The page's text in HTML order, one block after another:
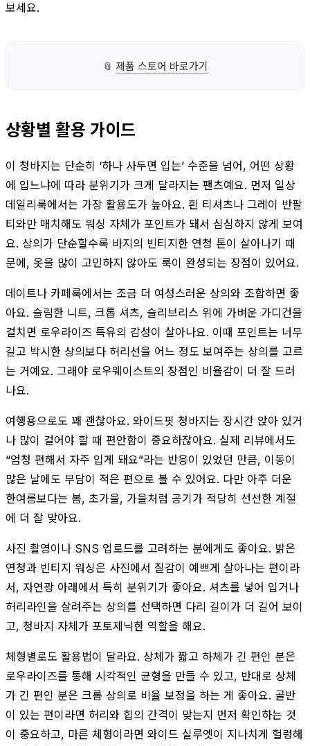
보세요.
📎 제품 스토어 바로가기
상황별 활용 가이드
이 청바지는 단순히 ‘하나 사두면 입는’ 수준을 넘어, 어떤 상황
에 입느냐에 따라 분위기가 크게 달라지는 팬츠예요. 먼저 일상
데일리룩에서는 가장 활용도가 높아요. 흰 티셔츠나 그레이 반팔
티와만 매치해도 워싱 자체가 포인트가 돼서 심심하지 않게 보여
요. 상의가 단순할수록 바지의 빈티지한 연청 톤이 살아나기 때
문에, 옷을 많이 고민하지 않아도 룩이 완성되는 장점이 있어요.
데이트나 카페룩에서는 조금 더 여성스러운 상의와 조합하면 좋
아요. 슬림한 니트, 크롭 셔츠, 슬리브리스 위에 가벼운 가디건을
걸치면 로우라이즈 특유의 감성이 살아나요. 이때 포인트는 너무
길고 박시한 상의보다 허리선을 어느 정도 보여주는 상의를 고르
는 거예요. 그래야 로우웨이스트의 장점인 비율감이 더 잘 드러
나요.
여행용으로도 꽤 괜찮아요. 와이드핏 청바지는 장시간 앉아 있거
나 많이 걸어야 할 때 편안함이 중요하잖아요. 실제 리뷰에서도
“엄청 편해서 자주 입게 돼요”라는 반응이 있었던 만큼, 이동이
많은 날에도 부담이 적은 편으로 볼 수 있어요. 다만 아주 더운
한여름보다는 봄, 초가을, 가을처럼 공기가 적당히 선선한 계절
에 더 잘 맞아요.
사진 촬영이나 SNS 업로드를 고려하는 분에게도 좋아요. 밝은
연청과 빈티지 워싱은 사진에서 질감이 예쁘게 살아나는 편이라
서, 자연광 아래에서 특히 분위기가 좋아요. 셔츠를 넣어 입거나
허리라인을 살려주는 상의를 선택하면 다리 길이가 더 길어 보이
고, 청바지 자체가 포토제닉한 역할을 해요.
체형별로도 활용법이 달라요. 상체가 짧고 하체가 긴 편인 분은
로우라이즈를 통해 시각적인 균형을 만들 수 있고, 반대로 상체
가 긴 편인 분은 크롭 상의로 비율 보정을 하는 게 좋아요. 골반
이 있는 편이라면 허리와 힙의 간격이 맞는지 먼저 확인하는 것
이 중요하고, 마른 체형이라면 와이드 실루엣이 지나치게 헐렁해